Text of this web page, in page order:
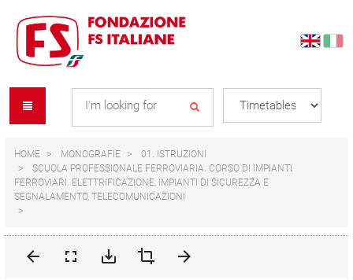
content
navigation
menu
HOME MONOGRAFIE
01. ISTRUZIONI
SCUOLA PROFESSIONALE FERROVIARIA. CORSO DI IMPIANTI
FERROVIARI. ELETTRIFICAZIONE, IMPIANTI DI SICUREZZA E
SEGNALAMENTO, TELECOMUNICAZIONI